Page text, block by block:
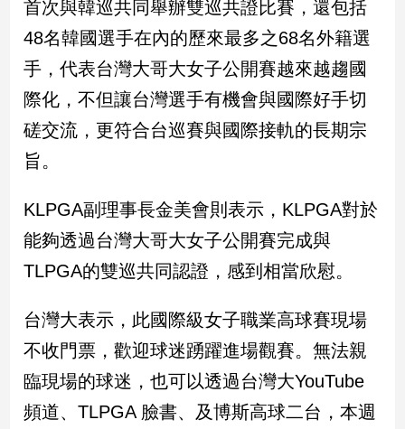
築/
室
內
設
計
遊/
食
星
座/
命
消
健
康/
親
子/
首次與韓巡共同舉辦雙巡共證比賽，還包括
48名韓國選手在內的歷來最多之68名外籍選
手，代表台灣大哥大女子公開賽越來越趨國
際化，不但讓台灣選手有機會與國際好手切
磋交流，更符合台巡賽與國際接軌的長期宗
旨。
KLPGA副理事長金美會則表示，KLPGA對於
能夠透過台灣大哥大女子公開賽完成與
TLPGA的雙巡共同認證，感到相當欣慰。
台灣大表示，此國際級女子職業高球賽現場
不收門票，歡迎球迷踴躍進場觀賽。無法親
臨現場的球迷，也可以透過台灣大YouTube
頻道、TLPGA 臉書、及博斯高球二台，本週